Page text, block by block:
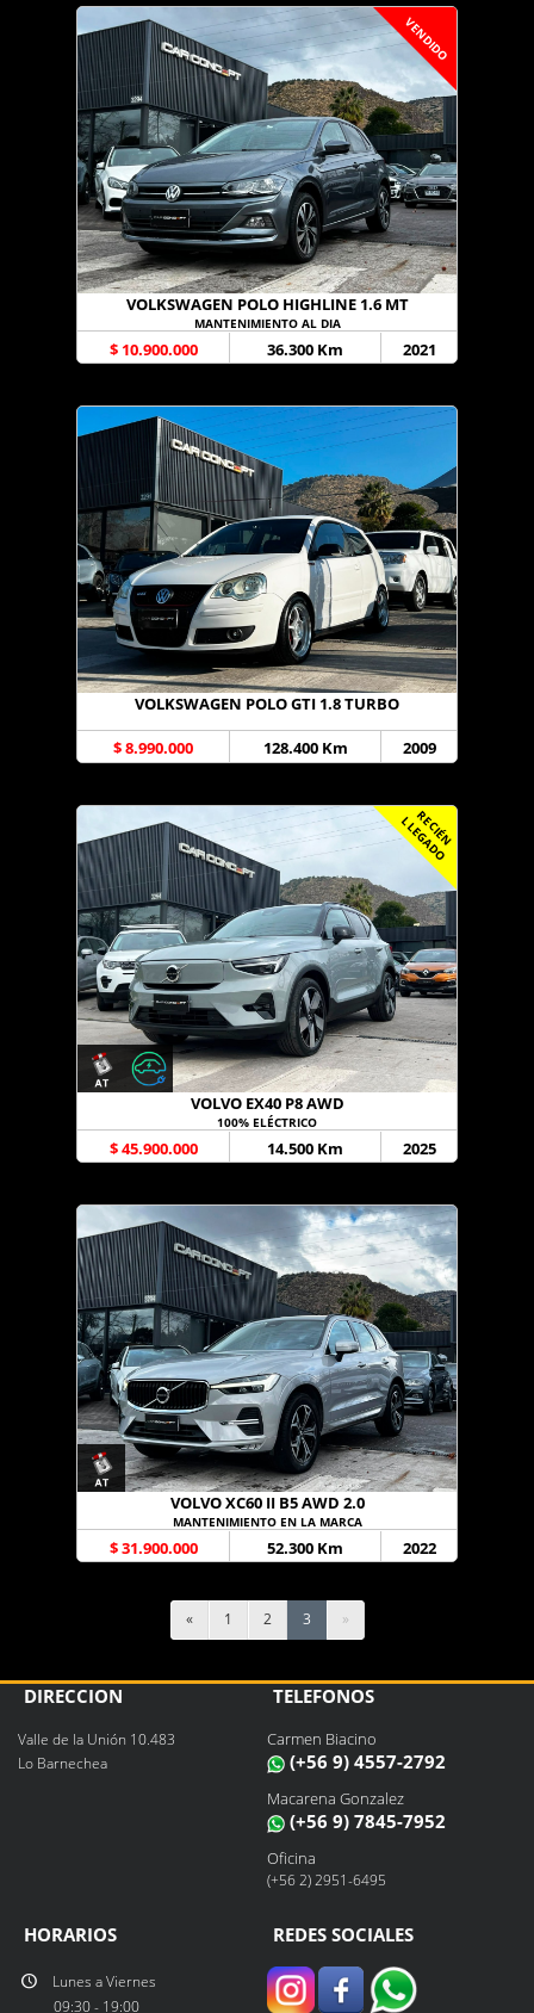
VENDIDO
VOLKSWAGEN POLO HIGHLINE 1.6 MT
MANTENIMIENTO AL DIA
$ 10.900.000 36.300 Km 2021
VOLKSWAGEN POLO GTI 1.8 TURBO
$ 8.990.000 128.400 Km 2009
R
E
C
I
É
N
L
L
E
G
A
D
O
VOLVO EX40 P8 AWD
100% ELÉCTRICO
$ 45.900.000 14.500 Km 2025
VOLVO XC60 II B5 AWD 2.0
MANTENIMIENTO EN LA MARCA
$ 31.900.000 52.300 Km 2022
« 1 2 3 »
DIRECCIÓN
Valle de la Unión 10.483
Lo Barnechea
TELÉFONOS
Carmen Biacino
(+56 9) 4557-2792
Macarena Gonzalez
(+56 9) 7845-7952
Oficina
(+56 2) 2951-6495
HORARIOS
Lunes a Viernes
09:30 - 19:00
REDES SOCIALES